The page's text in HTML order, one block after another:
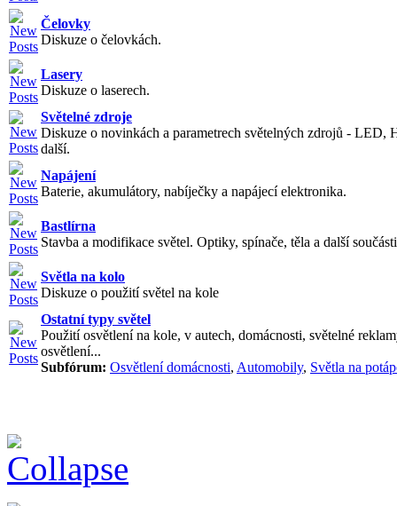
Čelovky
Diskuze o čelovkách.
Lasery
Diskuze o laserech.
Světelné zdroje
Diskuze o novinkách a parametrech světelných zdrojů - LED,
další.
Napájení
Baterie, akumulátory, nabíječky a napájecí elektronika.
Bastlírna
Stavba a modifikace světel. Optiky, spínače, těla a další
Světla na kolo
Diskuze o použití světel na kole
Ostatní typy světel
Použití osvětlení na kole, v autech, domácnosti, světelné
osvětlení...
Subfórum: Osvětlení domácnosti, Automobily, Světla na